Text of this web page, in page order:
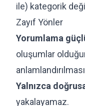
ile) kategorik
Zayıf Yönler
Yorumlama
oluşumlar
Yalnızca
yakalayamaz.